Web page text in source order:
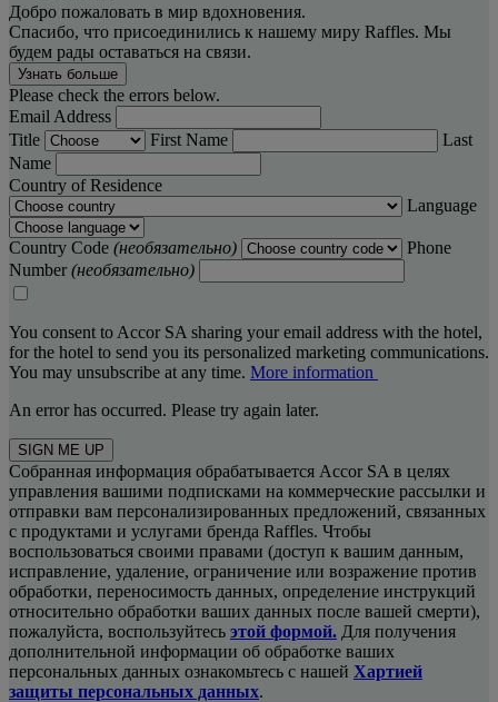
Добро пожаловать в мир вдохновения.
Спасибо, что присоединились к нашему миру Raffles. Мы
будем рады оставаться на связи.
Узнать больше
Please check the errors below.
Email Address
Title
First Name
Last
Name
Country of Residence
Language
Country Code (необязательно)
Phone
Number (необязательно)
You consent to Accor SA sharing your email address with the hotel,
for the hotel to send you its personalized marketing communications.
You may unsubscribe at any time. More information
An error has occurred. Please try again later.
SIGN ME UP
Собранная информация обрабатывается Accor SA в целях
управления вашими подписками на коммерческие рассылки и
отправки вам персонализированных предложений, связанных
с продуктами и услугами бренда Raffles. Чтобы
воспользоваться своими правами (доступ к вашим данным,
исправление, удаление, ограничение или возражение против
обработки, переносимость данных, определение инструкций
относительно обработки ваших данных после вашей смерти),
пожалуйста, воспользуйтесь этой формой. Для получения
дополнительной информации об обработке ваших
персональных данных ознакомьтесь с нашей Хартией
защиты персональных данных.